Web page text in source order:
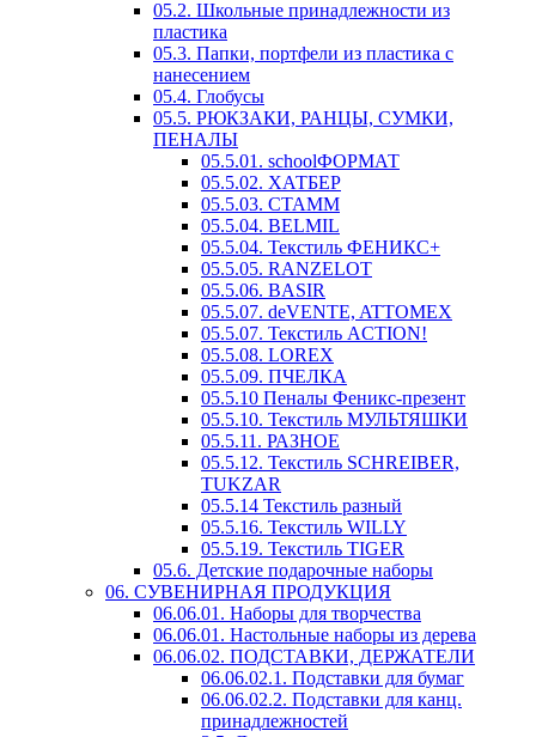
05.2. Школьные принадлежности из
пластика
05.3. Папки, портфели из пластика с
нанесением
05.4. Глобусы
05.5. РЮКЗАКИ, РАНЦЫ, СУМКИ,
ПЕНАЛЫ
05.5.01. schoolФОРМАТ
05.5.02. ХАТБЕР
05.5.03. СТАММ
05.5.04. BELMIL
05.5.04. Текстиль ФЕНИКС+
05.5.05. RANZELOT
05.5.06. BASIR
05.5.07. deVENTE, ATTOMEX
05.5.07. Текстиль ACTION!
05.5.08. LOREX
05.5.09. ПЧЕЛКА
05.5.10 Пеналы Феникс-презент
05.5.10. Текстиль МУЛЬТЯШКИ
05.5.11. РАЗНОЕ
05.5.12. Текстиль SCHREIBER,
TUKZAR
05.5.14 Текстиль разный
05.5.16. Текстиль WILLY
05.5.19. Текстиль TIGER
05.6. Детские подарочные наборы
06. СУВЕНИРНАЯ ПРОДУКЦИЯ
06.06.01. Наборы для творчества
06.06.01. Настольные наборы из дерева
06.06.02. ПОДСТАВКИ, ДЕРЖАТЕЛИ
06.06.02.1. Подставки для бумаг
06.06.02.2. Подставки для канц.
принадлежностей